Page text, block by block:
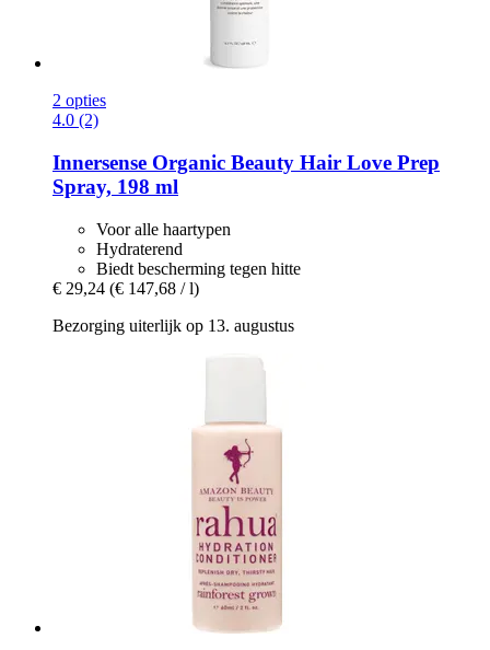
2 opties
4.0 (2)
Innersense Organic Beauty Hair Love Prep
Spray, 198 ml
Voor alle haartypen
Hydraterend
Biedt bescherming tegen hitte
€ 29,24 (€ 147,68 / l)
Bezorging uiterlijk op 13. augustus